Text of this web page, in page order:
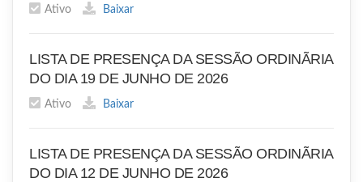
Ativo Baixar
LISTA DE PRESENÇA DA SESSÃO ORDINÃRIA
DO DIA 19 DE JUNHO DE 2026
Ativo Baixar
LISTA DE PRESENÇA DA SESSÃO ORDINÃRIA
DO DIA 12 DE JUNHO DE 2026